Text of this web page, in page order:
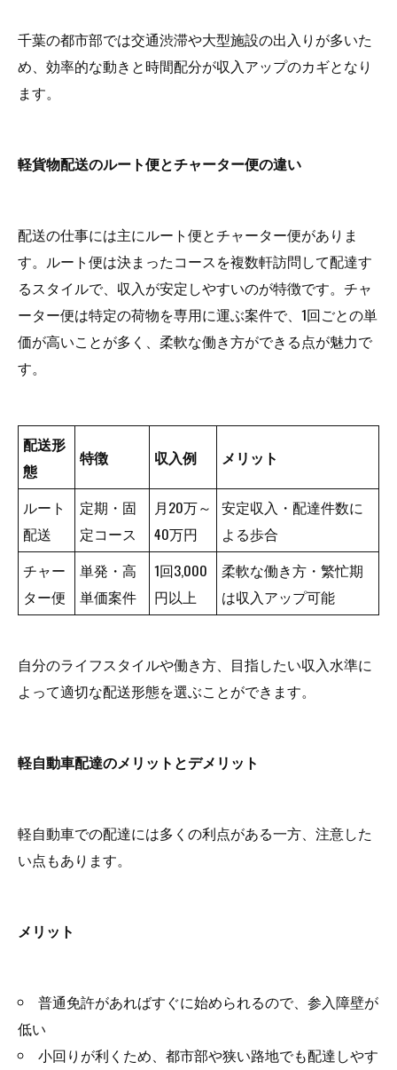
千葉の都市部では交通渋滞や大型施設の出入りが多いた
め、効率的な動きと時間配分が収入アップのカギとなり
ます。
軽貨物配送のルート便とチャーター便の違い
配送の仕事には主にルート便とチャーター便がありま
す。ルート便は決まったコースを複数軒訪問して配達す
るスタイルで、収入が安定しやすいのが特徴です。チャ
ーター便は特定の荷物を専用に運ぶ案件で、1回ごとの単
価が高いことが多く、柔軟な働き方ができる点が魅力で
す。
配送形
態
特徴 収入例 メリット
ルート
配送
定期・固
定コース
月20万～
40万円
安定収入・配達件数に
よる歩合
チャー
ター便
単発・高
単価案件
1回3,000
円以上
柔軟な働き方・繁忙期
は収入アップ可能
自分のライフスタイルや働き方、目指したい収入水準に
よって適切な配送形態を選ぶことができます。
軽自動車配達のメリットとデメリット
軽自動車での配達には多くの利点がある一方、注意した
い点もあります。
メリット
普通免許があればすぐに始められるので、参入障壁が
低い
小回りが利くため、都市部や狭い路地でも配達しやす